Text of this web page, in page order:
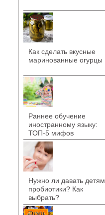
Как сделать вкусные
маринованные огурцы
Раннее обучение
иностранному языку:
ТОП-5 мифов
Нужно ли давать детям
пробиотики? Как
выбрать?